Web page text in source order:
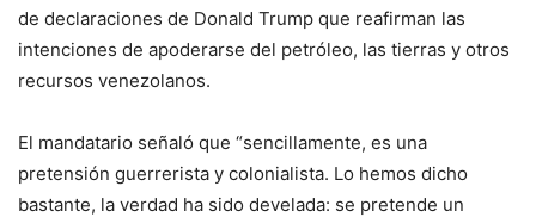
de declaraciones de Donald Trump que reafirman las
intenciones de apoderarse del petróleo, las tierras y otros
recursos venezolanos.
El mandatario señaló que “sencillamente, es una
pretensión guerrerista y colonialista. Lo hemos dicho
bastante, la verdad ha sido develada: se pretende un